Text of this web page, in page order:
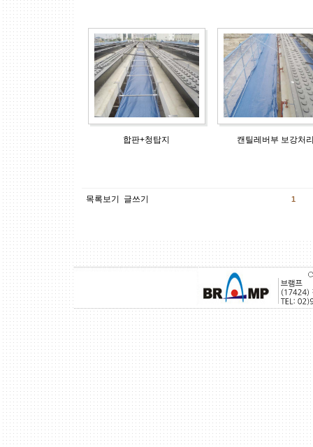
합판+청탑지 캔틸레버부 보강처
목록보기 글쓰기 1